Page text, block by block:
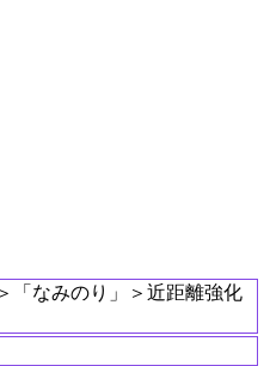
「なみのり」＞近距離強化